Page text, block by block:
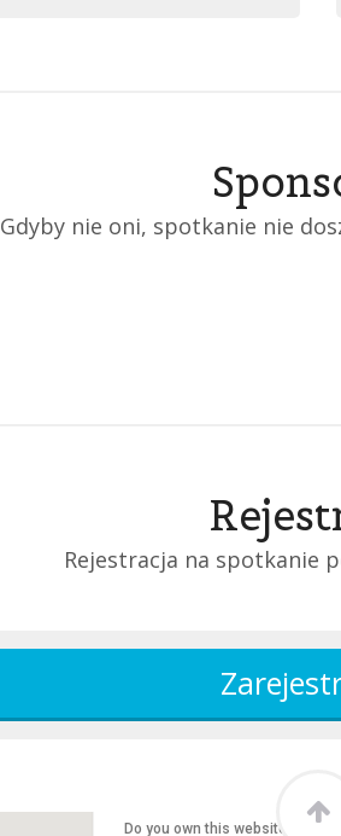
Gdyby nie oni, spotkanie nie
Rejestracja na spotkanie
Do you own this website?